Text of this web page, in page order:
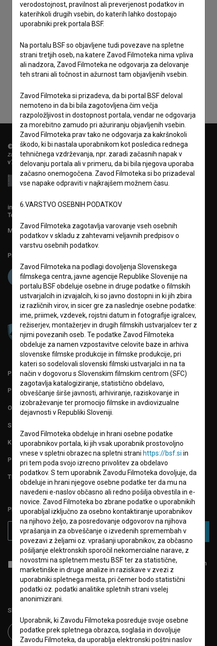
Sprejemamsplošne pogojein dajemsoglasjeza
zbiranje, hrambo in obdelavo osebnih podatkov.
© 2018-2026, Filmoteka,
zavod za širjenje filmske kulture
v7.151.0
info@filmoteka.si
Tehnična pomoč: podpora@bsf.si
Mednarodna številka ISSN 2670-787X
Projekt sofinancira:
PARTNERJI
POGOJI UPORABE
O PROJEKTU
STATISTIKA
KONTAKT
POGOSTA VPRAŠANJA
TEST FUNKCIONALNOSTI
PRIJAVITE SE NA BSF NOVIČNIK:
PRIJAVA
Sprejemam splošne pogojein dajem soglasjeza zbiranje, hrambo in
obdelavo osebnih podatkov.
Sledite nam na:
verodostojnost, pravilnost ali preverjenost podatkov in
katerihkoli drugih vsebin, do katerih lahko dostopajo
uporabniki prek portala BSF.
Na portalu BSF so objavljene tudi povezave na spletne
strani tretjih oseb, na katere Zavod Filmoteka nima vpliva
ali nadzora, Zavod Filmoteka ne odgovarja za delovanje
teh strani ali točnost in ažurnost tam objavljenih vsebin.
Zavod Filmoteka si prizadeva, da bi portal BSF deloval
nemoteno in da bi bila zagotovljena čim večja
razpoložljivost in dostopnost portala, vendar ne odgovarja
za morebitno zamudo pri ažuriranju objavljenih vsebin.
Zavod Filmoteka prav tako ne odgovarja za kakršnokoli
škodo, ki bi nastala uporabnikom kot posledica rednega
tehničnega vzdrževanja, npr. zaradi začasnih napak v
delovanju portala ali v primeru, da bi bila njegova uporaba
začasno onemogočena. Zavod Filmoteka si bo prizadeval
vse napake odpraviti v najkrajšem možnem času.
6.VARSTVO OSEBNIH PODATKOV
Zavod Filmoteka zagotavlja varovanje vseh osebnih
podatkov v skladu z zahtevami veljavnih predpisov o
varstvu osebnih podatkov.
Zavod Filmoteka na podlagi dovoljenja Slovenskega
filmskega centra, javne agencije Republike Slovenije na
portalu BSF obdeluje osebne in druge podatke o filmskih
ustvarjalcih in izvajalcih, ki so javno dostopni in ki jih zbira
iz različnih virov, in sicer gre za naslednje osebne podatke:
ime, priimek, vzdevek, rojstni datum in fotografije igralcev,
režiserjev, montažerjev in drugih filmskih ustvarjalcev ter z
njimi povezanih oseb. Te podatke Zavod Filmoteka
obdeluje za namen vzpostavitve celovite baze in arhiva
slovenske filmske produkcije in filmske produkcije, pri
kateri so sodelovali slovenski filmski ustvarjalci in na ta
način v dogovoru s Slovenskim filmskim centrom (SFC)
zagotavlja katalogiziranje, statistično obdelavo,
obveščanje širše javnosti, arhiviranje, raziskovanje in
izobraževanje ter promocijo filmske in avdiovizualne
dejavnosti v Republiki Sloveniji.
Zavod Filmoteka obdeluje in hrani osebne podatke
uporabnikov portala, ki jih vsak uporabnik prostovoljno
vnese v spletni obrazec na spletni strani https://bsf.si in
pri tem poda svojo izrecno privolitev za obdelavo
podatkov. S tem uporabnik Zavodu Filmoteka dovoljuje, da
obdeluje in hrani njegove osebne podatke ter da mu na
navedeni e-naslov občasno ali redno pošilja obvestila in e-
novice. Zavod Filmoteka bo zbrane podatke o uporabnikih
uporabljal izključno za osebno kontaktiranje uporabnikov
na njihovo željo, za posredovanje odgovorov na njihova
vprašanja in za obveščanje o izvedenih spremembah v
povezavi z željami oz. vprašanji uporabnikov, za občasno
pošiljanje elektronskih sporočil nekomercialne narave, z
novostmi na spletnem mestu BSF ter za statistične,
marketinške in druge analize in raziskave v zvezi z
uporabniki spletnega mesta, pri čemer bodo statistični
podatki oz. podatki analitike spletnih strani vselej
anonimizirani.
Uporabnik, ki Zavodu Filmoteka posreduje svoje osebne
podatke prek spletnega obrazca, soglaša in dovoljuje
Zavodu Filmoteka, da uporablja elektronski poštni naslov